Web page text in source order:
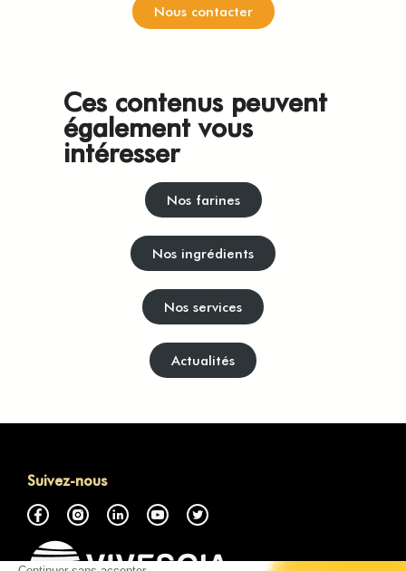
Nous contacter
Ces contenus peuvent
également vous
intéresser
Nos farines
Nos ingrédients
Nos services
Actualités
Suivez-nous